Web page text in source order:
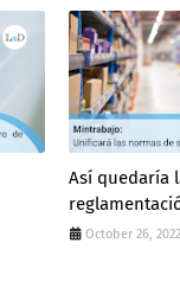
Así quedaría
October 26, 2022